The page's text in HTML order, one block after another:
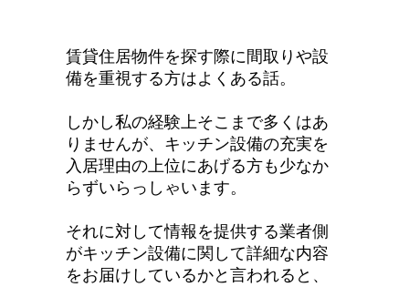
賃貸住居物件を探す際に間取りや設
備を重視する方はよくある話。
しかし私の経験上そこまで多くはあ
りませんが、キッチン設備の充実を
入居理由の上位にあげる方も少なか
らずいらっしゃいます。
それに対して情報を提供する業者側
がキッチン設備に関して詳細な内容
をお届けしているかと言われると、